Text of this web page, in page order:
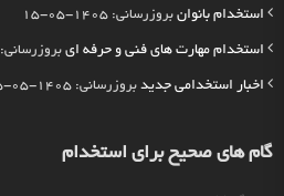
استخدام بانوان بروزرسانی: 1405-05-15
استخدام مهارت های فنی و حرفه ای بروزرسانی: 1405-05-15
اخبار استخدامی جدید بروزرسانی: 1405-05-15
گام های صحیح برای استخدام